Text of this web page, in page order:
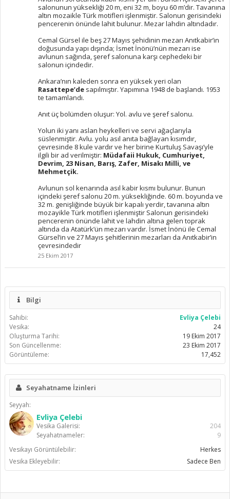
salonunun yüksekliği 20 m, eni 32 m, boyu 60 m’dir. Tavanına
altın mozaikle Türk motifleri işlenmiştir. Salonun gerisindeki
pencerenin önünde lahit bulunur. Mezar lahdin altındadır.
Cemal Gürsel ile beş 27 Mayıs şehidinin mezarı Anıtkabir’in
doğusunda yapı dışında; İsmet İnönü’nün mezarı ise
avlunun sağında, şeref salonuna karşı cephedeki bir
salonun içindedir.
Ankara’nın kaleden sonra en yüksek yeri olan
Rasattepe’de sapılmıştır. Yapımına 1948 de başlandı. 1953
te tamamlandı.
Anıt üç bolümden oluşur: Yol. avlu ve şeref salonu.
Yolun iki yanı aslan heykelleri ve servi ağaçlarıyla
süslenmiştir. Avlu. yolu asıl anıta bağlayan kısımdır,
çevresinde 8 kule vardır ve her birine Kurtuluş Savaşı’yle
ilgili bir ad verilmiştir: Müdafaii Hukuk, Cumhuriyet,
Devrim, 23 Nisan, Barış, Zafer, Misakı Milli, ve
Mehmetçik.
Avlunun sol kenarında asıl kabir kısmı bulunur. Bunun
içindeki şeref salonu 20 m. yüksekliğinde. 60 m. boyunda ve
32 m. genişliğinde büyük bir kapalı yerdir, tavanına altın
mozayikle Türk motifleri işlenmiştir Salonun gerisindeki
pencerenin önünde lahit ve lahdin altına gelen toprak
altında da Atatürk’ün mezarı vardır. İsmet İnönü ile Cemal
Gürsel’in ve 27 Mayıs şehitlerinin mezarları da Anıtkabir’in
çevresindedir
25 Ekim 2017
Bilgi
Sahibi:
Evliya Çelebi
Vesika:
24
Oluşturma Tarihi:
19 Ekim 2017
Son Güncellenme:
23 Ekim 2017
Görüntüleme:
17,452
Seyahatname İzinleri
Seyyah:
Evliya Çelebi
Vesika Galerisi:
204
Seyahatnameler:
9
Vesikayı Görüntülebilir:
Herkes
Vesika Ekleyebilir:
Sadece Ben